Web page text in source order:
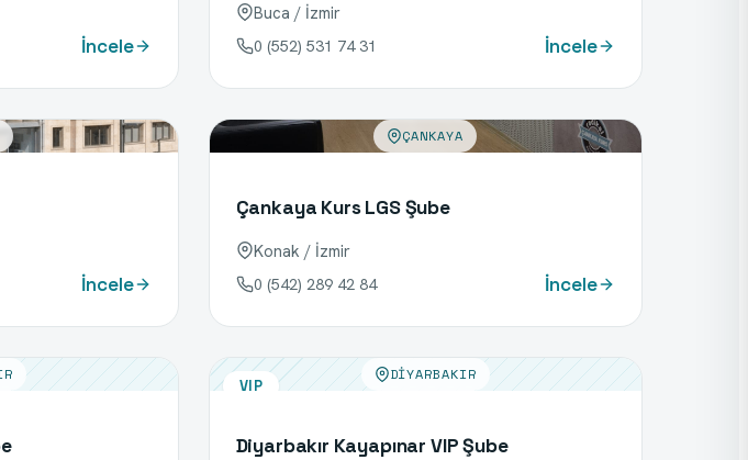
İncele
Buca / İzmir
0 (552) 531 74 31 İncele
İncele
ÇANKAYA
Çankaya Kurs LGS Şube
Konak / İzmir
0 (542) 289 42 84 İncele
VIP
DIYARBAKIR
Diyarbakır Kayapınar VIP Şube